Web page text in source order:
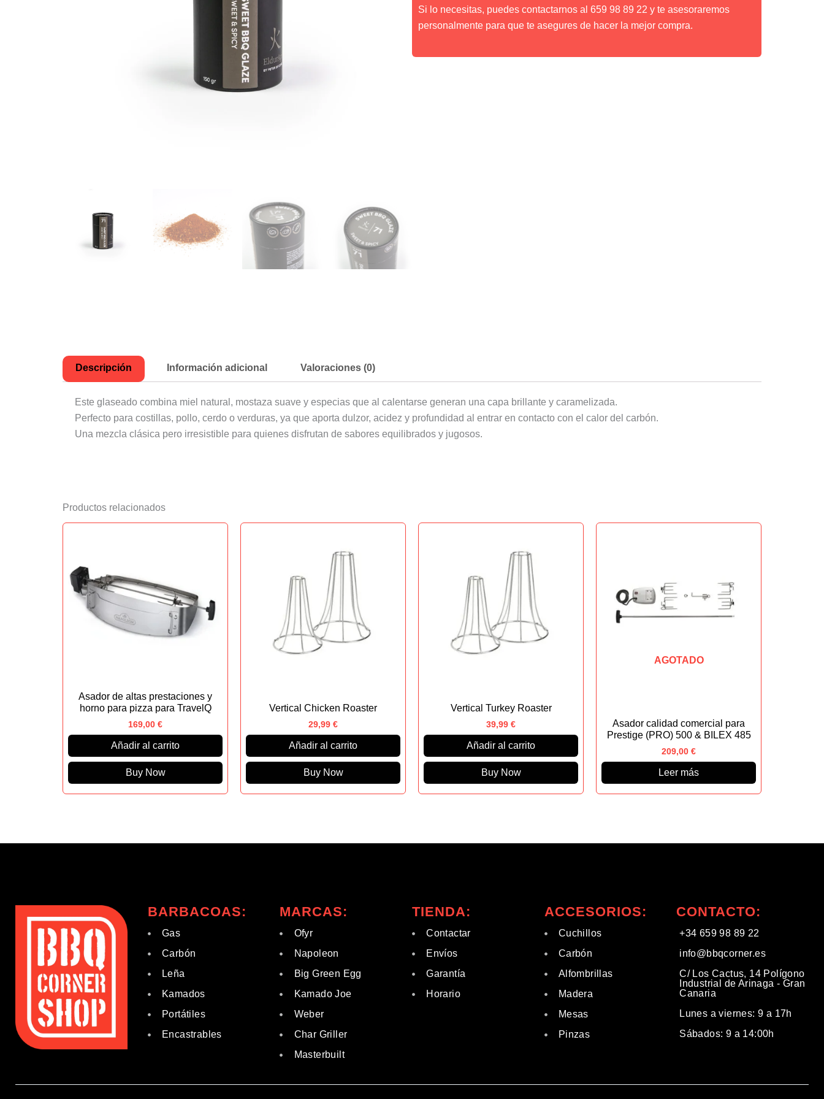
Si lo necesitas, puedes contactarnos al 659 98 89 22 y te asesoraremos
personalmente para que te asegures de hacer la mejor compra.
Descripción Información adicional Valoraciones (0)
Este glaseado combina miel natural, mostaza suave y especias que al calentarse generan una capa brillante y caramelizada.
Perfecto para costillas, pollo, cerdo o verduras, ya que aporta dulzor, acidez y profundidad al entrar en contacto con el calor del carbón.
Una mezcla clásica pero irresistible para quienes disfrutan de sabores equilibrados y jugosos.
Productos relacionados
Asador de altas prestaciones y
horno para pizza para TravelQ
169,00 €
Añadir al carrito
Buy Now
Vertical Chicken Roaster
29,99 €
Añadir al carrito
Buy Now
Vertical Turkey Roaster
39,99 €
Añadir al carrito
Buy Now
AGOTADO
Asador calidad comercial para
Prestige (PRO) 500 & BILEX 485
209,00 €
Leer más
BARBACOAS:
Gas
Carbón
Leña
Kamados
Portátiles
Encastrables
MARCAS:
Ofyr
Napoleon
Big Green Egg
Kamado Joe
Weber
Char Griller
Masterbuilt
TIENDA:
Contactar
Envíos
Garantía
Horario
ACCESORIOS:
Cuchillos
Carbón
Alfombrillas
Madera
Mesas
Pinzas
CONTACTO:
+34 659 98 89 22
info@bbqcorner.es​
C/ Los Cactus, 14 Polígono
Industrial de Arinaga - Gran
Canaria
Lunes a viernes: 9 a 17h
Sábados: 9 a 14:00h